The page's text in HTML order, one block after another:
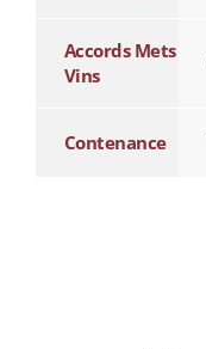
Accords Mets
Vins
Contenance